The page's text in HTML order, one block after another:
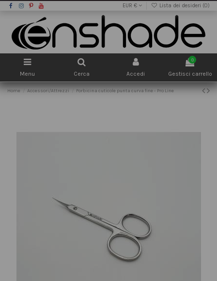
EUR € Lista dei desideri (0)
Menu Cerca Accedi
0
Gestisci carrello
Home Accessori/Attrezzi Forbicina cuticole punta curva fine - Pro Line